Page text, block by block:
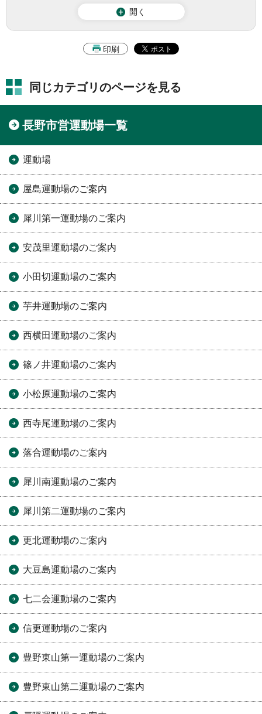
開く
印刷
同じカテゴリのページを見る
長野市営運動場一覧
運動場
屋島運動場のご案内
犀川第一運動場のご案内
安茂里運動場のご案内
小田切運動場のご案内
芋井運動場のご案内
西横田運動場のご案内
篠ノ井運動場のご案内
小松原運動場のご案内
西寺尾運動場のご案内
落合運動場のご案内
犀川南運動場のご案内
犀川第二運動場のご案内
更北運動場のご案内
大豆島運動場のご案内
七二会運動場のご案内
信更運動場のご案内
豊野東山第一運動場のご案内
豊野東山第二運動場のご案内